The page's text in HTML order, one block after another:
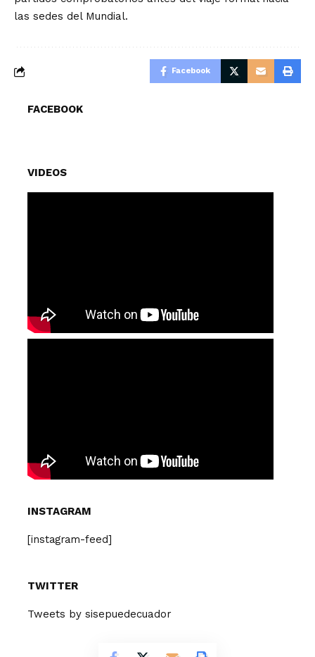
las sedes del Mundial.
Facebook
FACEBOOK
VIDEOS
INSTAGRAM
[instagram-feed]
TWITTER
Tweets by sisepuedecuador